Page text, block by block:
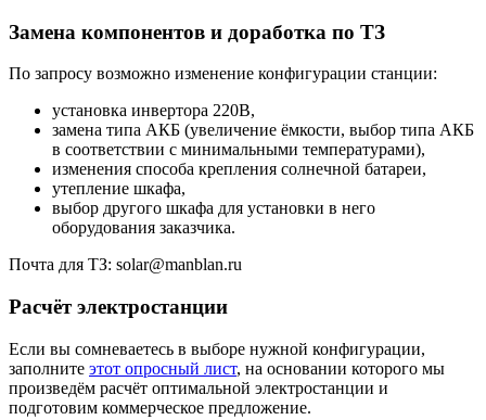
Замена компонентов и доработка по ТЗ
По запросу возможно изменение конфигурации станции:
установка инвертора 220В,
замена типа АКБ (увеличение ёмкости, выбор типа АКБ
в соответствии с минимальными температурами),
изменения способа крепления солнечной батареи,
утепление шкафа,
выбор другого шкафа для установки в него
оборудования заказчика.
Почта для ТЗ: solar@manblan.ru
Расчёт электростанции
Если вы сомневаетесь в выборе нужной конфигурации,
заполните этот опросный лист, на основании которого мы
произведём расчёт оптимальной электростанции и
подготовим коммерческое предложение.